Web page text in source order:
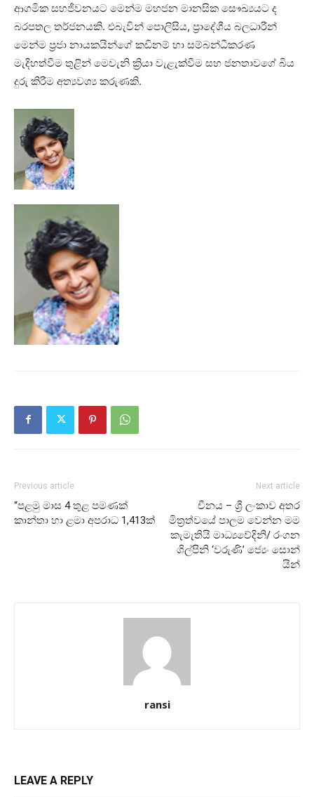
ආගමික සහජීවනයට මෙන්ම මහජන මානසික සෞඛ්‍යයට ද
බරපතල තර්ජනයකි. එබැවින් පොලිසිය, ප්‍රාදේශීය බලධාරීන්
මෙන්ම ප්‍රජා නායකයින්ගේ කඩිනම් හා සම්බන්ධීකරණ
මැදිහත්වීම තුළින් මෙවැනි ක්‍රියා වැළැක්වීම සහ ජනතාවගේ බිය
දුරු කිරීම අත්‍යවශ්‍ය කරුණකි.
Previous article
“පළමු මාස 4 තුළ පමණක්
කාන්තා හා ළමා අපරාධ 1,413ක්
Next article
චීනය – ශ්‍රී ලංකාව අතර
මිත්‍රත්වයේ පාලම වෙන්න මම
කැමැතියි මාධ්‍යවේදිනි/ රංගන
ශිල්පිනි ‘වරුණි’ ජ්‍යෙං සොන්
යින්
ransi
LEAVE A REPLY